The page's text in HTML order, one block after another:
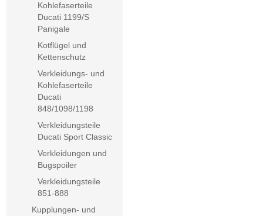
Kohlefaserteile
Ducati 1199/S
Panigale
Kotflügel und
Kettenschutz
Verkleidungs- und
Kohlefaserteile
Ducati
848/1098/1198
Verkleidungsteile
Ducati Sport Classic
Verkleidungen und
Bugspoiler
Verkleidungsteile
851-888
Kupplungen- und